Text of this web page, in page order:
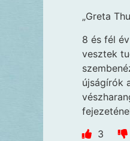
„Greta
8 és fél
vesztek
újságírók
3